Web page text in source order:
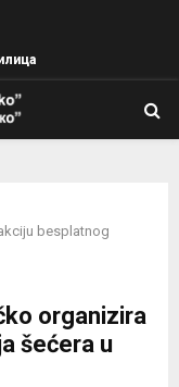
besplatnog
organizira
šećera u